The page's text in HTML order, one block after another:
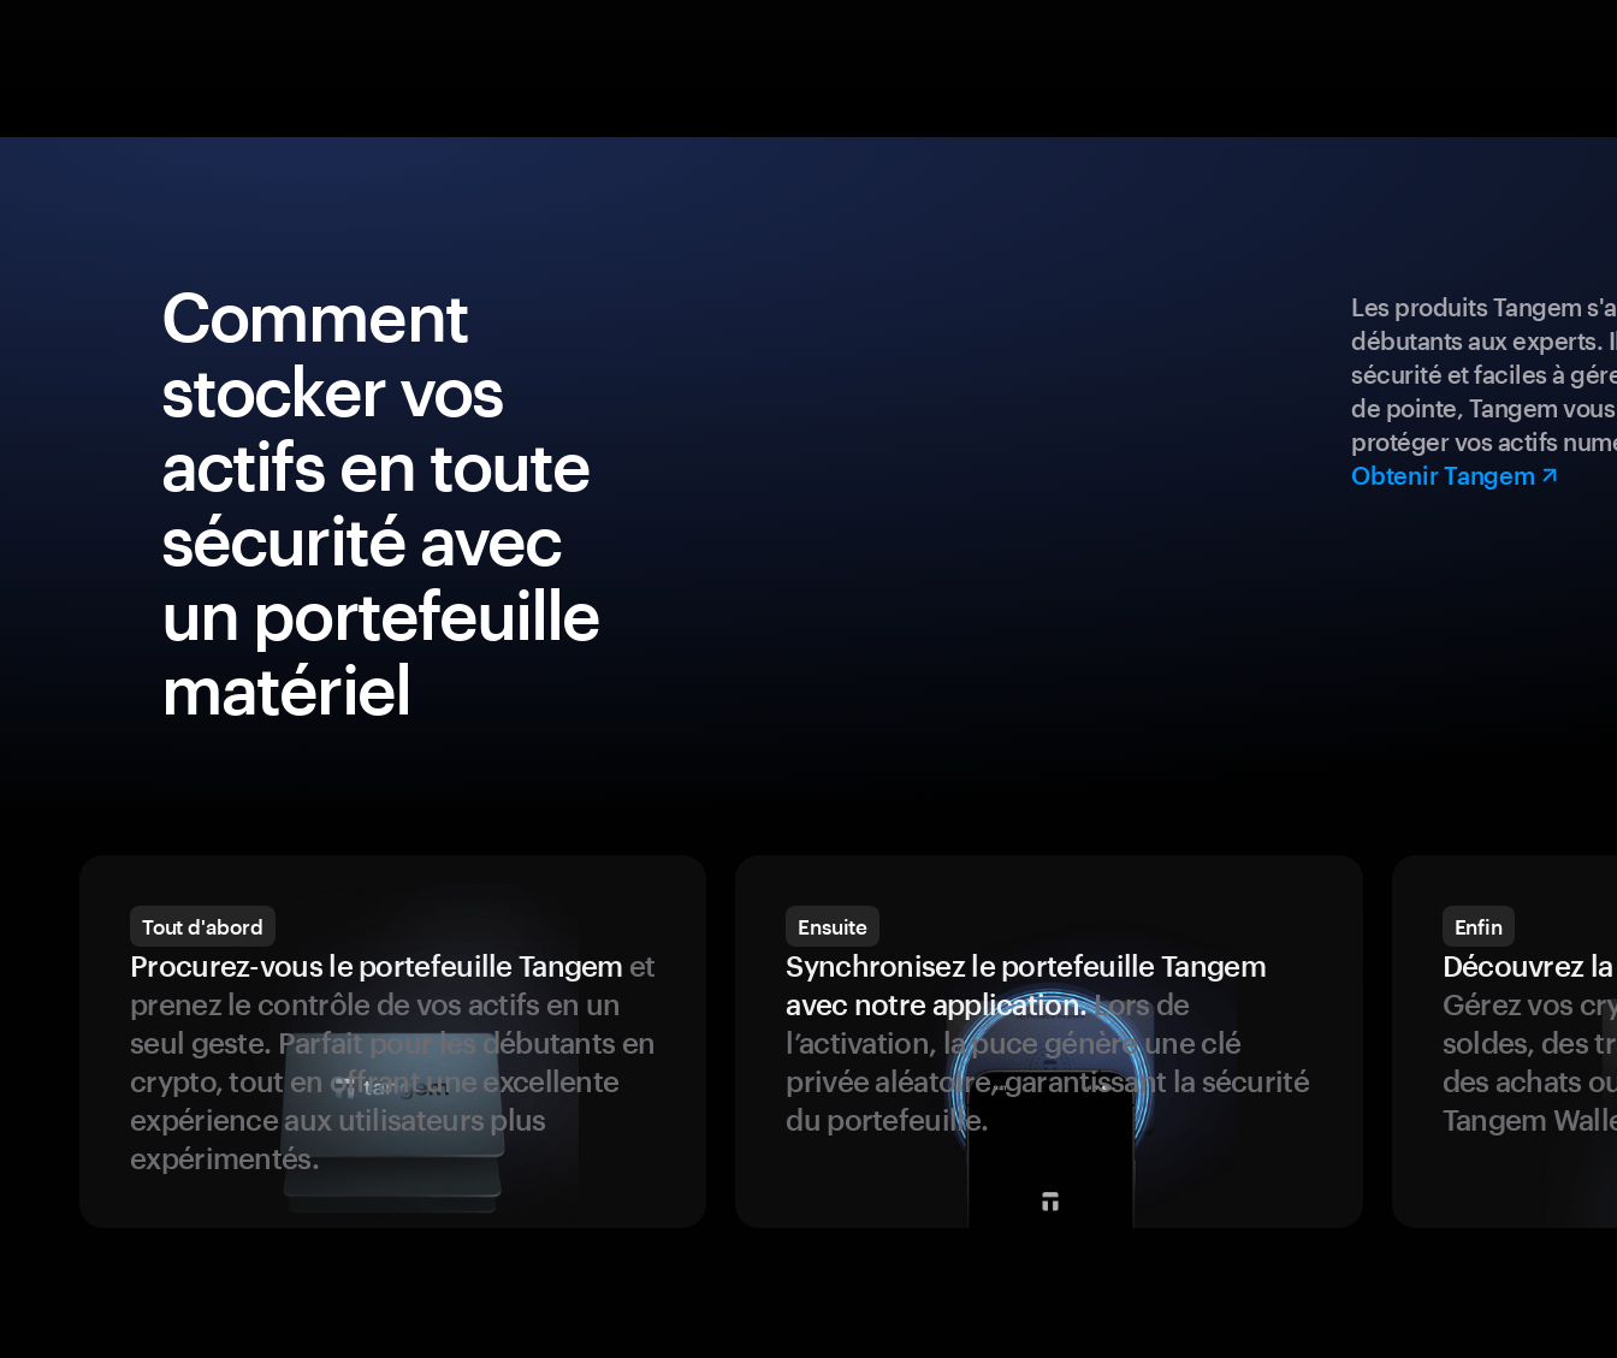
Comment
stocker vos
actifs en toute
sécurité avec
un portefeuille
matériel
Les produits Tangem
débutants aux experts.
sécurité et faciles à
de pointe, Tangem
protéger vos actifs
Obtenir Tangem
Tout d'abord
Procurez-vous le portefeuille Tangem et
prenez le contrôle de vos actifs en un
seul geste. Parfait pour les débutants en
crypto, tout en offrant une excellente
expérience aux utilisateurs plus
expérimentés.
Ensuite
Synchronisez le portefeuille Tangem
avec notre application.Lors de
l’activation, la puce génère une clé
privée aléatoire, garantissant la sécurité
du portefeuille.
Enfin
Découvrez
Gérez vos
soldes, des
des achats
Tangem